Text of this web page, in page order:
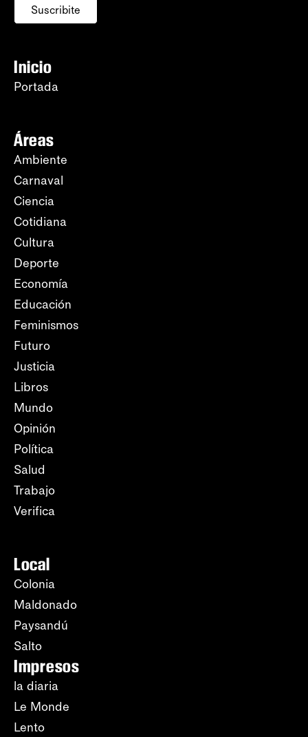
Suscribite
Inicio
Portada
Áreas
Ambiente
Carnaval
Ciencia
Cotidiana
Cultura
Deporte
Economía
Educación
Feminismos
Futuro
Justicia
Libros
Mundo
Opinión
Política
Salud
Trabajo
Verifica
Local
Colonia
Maldonado
Paysandú
Salto
Impresos
la diaria
Le Monde
Lento